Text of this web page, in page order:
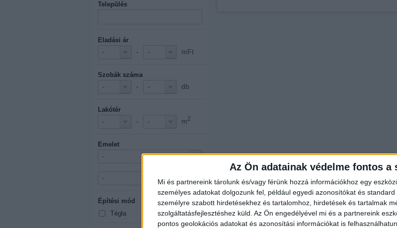
Az Ön adatainak védelme fontos a
Mi és partnereink tárolunk és/vagy férünk hozzá információkhoz egy
személyes adatokat dolgozunk fel, például egyedi azonosítókat és
személyre szabott hirdetésekhez és tartalomhoz, hirdetések és tartalmak
szolgáltatásfejlesztéshez küld. Az Ön engedélyével mi és a partnereink
pontos geolokációs adatokat és azonosítási információkat is
Település
Eladási ár
- - - mFt
Szobák száma
- - - db
Lakótér
- - - m2
Emelet
-
-
Építési mód mutasd mind
Tégla